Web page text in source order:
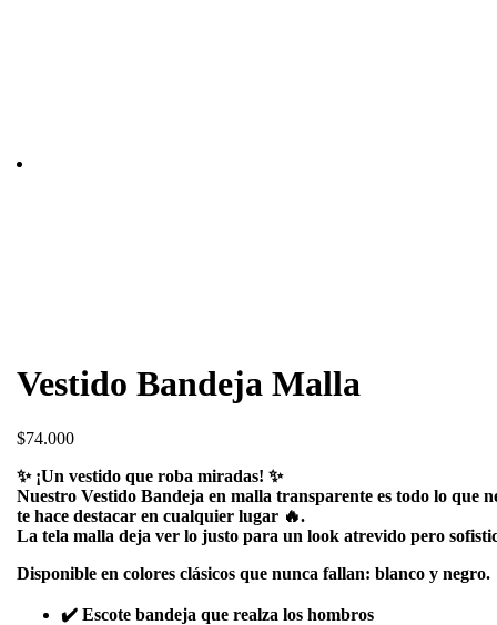
Vestido Bandeja Malla
$74.000
✨ ¡Un vestido que roba miradas! ✨
Nuestro Vestido Bandeja en malla transparente es todo lo que
te hace destacar en cualquier lugar 🔥.
La tela malla deja ver lo justo para un look atrevido pero
Disponible en colores clásicos que nunca fallan: blanco y negro.
✔️ Escote bandeja que realza los hombros